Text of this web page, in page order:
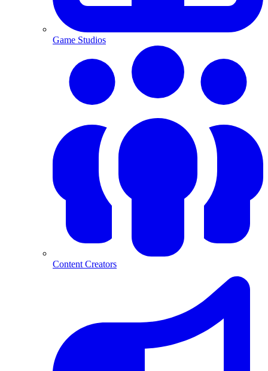
Game Studios
Content Creators